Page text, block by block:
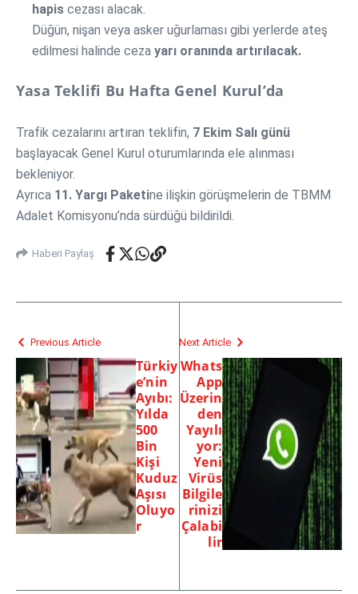
hapis cezası alacak.
Düğün, nişan veya asker uğurlaması gibi yerlerde ateş
edilmesi halinde ceza yarı oranında artırılacak.
Yasa Teklifi Bu Hafta Genel Kurul’da
Trafik cezalarını artıran teklifin, 7 Ekim Salı günü
başlayacak Genel Kurul oturumlarında ele alınması
bekleniyor.
Ayrıca 11. Yargı Paketine ilişkin görüşmelerin de TBMM
Adalet Komisyonu’nda sürdüğü bildirildi.
Haberi Paylaş
Previous Article
Türkiy
e’nin
Ayıbı:
Yılda
500
Bin
Kişi
Kuduz
Aşısı
Oluyo
r
Next Article
Whats
App
Üzerin
den
Yayılı
yor:
Yeni
Virüs
Bilgile
rinizi
Çalabi
lir